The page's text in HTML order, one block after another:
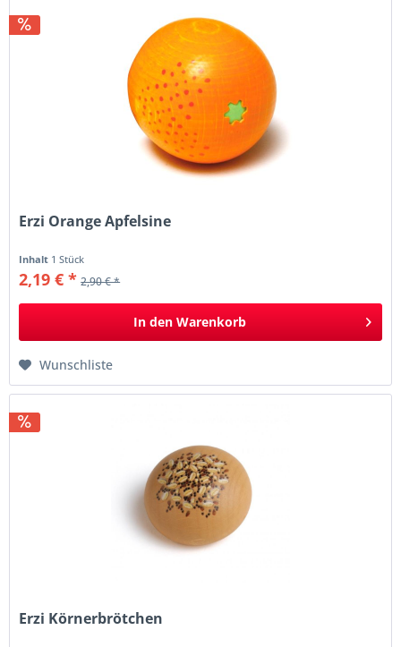
Erzi Orange Apfelsine
Inhalt 1 Stück
2,19 € * 2,90 € *
In den Warenkorb
Wunschliste
Erzi Körnerbrötchen